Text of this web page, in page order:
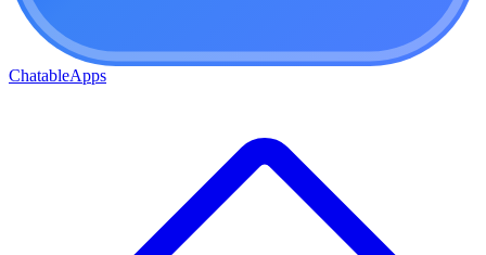
ChatableApps